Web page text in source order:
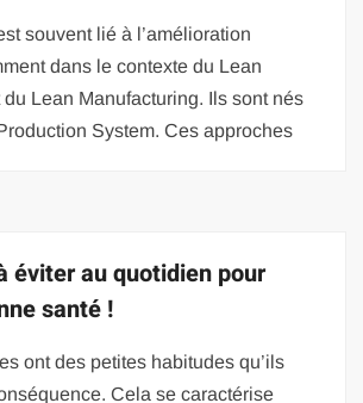
souvent lié à l’amélioration
dans le contexte du Lean
Lean Manufacturing. Ils sont nés
System. Ces approches
éviter au quotidien pour
santé !
ont des petites habitudes qu’ils
Cela se caractérise